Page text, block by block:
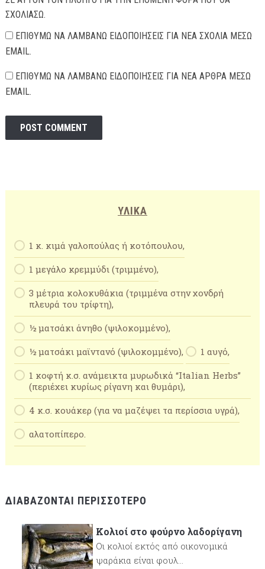
ΣΧΟΛΙΆΣΩ.
ΕΠΙΘΥΜΏ ΝΑ ΛΑΜΒΆΝΩ ΕΙΔΟΠΟΙΉΣΕΙΣ ΓΙΑ ΝΈΑ ΣΧΌΛΙΑ ΜΈΣΩ
EMAIL.
ΕΠΙΘΥΜΏ ΝΑ ΛΑΜΒΆΝΩ ΕΙΔΟΠΟΙΉΣΕΙΣ ΓΙΑ ΝΈΑ ΆΡΘΡΑ ΜΈΣΩ
EMAIL.
ΥΛΙΚΆ
1 κ. κιμά γαλοπούλας ή κοτόπουλου,
1 μεγάλο κρεμμύδι (τριμμένο),
3 μέτρια κολοκυθάκια (τριμμένα στην χονδρή
πλευρά του τρίφτη),
½ ματσάκι άνηθο (ψιλοκομμένο),
½ ματσάκι μαϊντανό (ψιλοκομμένο),
1 αυγό,
1 κοφτή κ.σ. ανάμεικτα μυρωδικά “Italian Herbs”
(περιέχει κυρίως ρίγανη και θυμάρι),
4 κ.σ. κουάκερ (για να μαζέψει τα περίσσια υγρά),
αλατοπίπερο.
ΔΙΑΒΆΖΟΝΤΑΙ ΠΕΡΙΣΣΌΤΕΡΟ
Κολιοί στο φούρνο λαδορίγανη
Οι κολιοί εκτός από οικονομικά
ψαράκια είναι φουλ...